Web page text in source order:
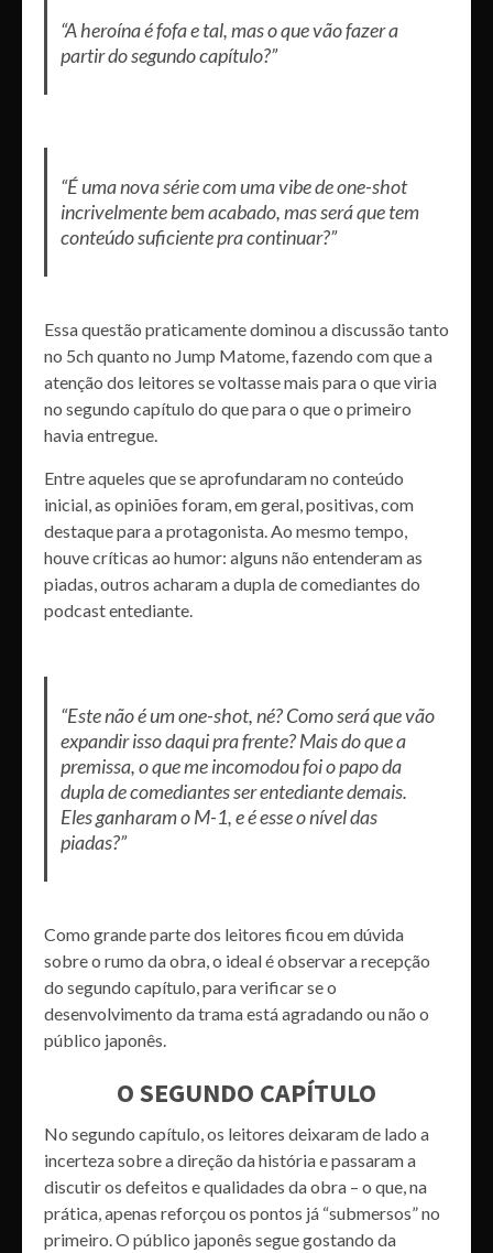
“A heroína é fofa e tal, mas o que vão fazer a
partir do segundo capítulo?”
“É uma nova série com uma vibe de one-shot
incrivelmente bem acabado, mas será que tem
conteúdo suficiente pra continuar?”
Essa questão praticamente dominou a discussão tanto
no 5ch quanto no Jump Matome, fazendo com que a
atenção dos leitores se voltasse mais para o que viria
no segundo capítulo do que para o que o primeiro
havia entregue.
Entre aqueles que se aprofundaram no conteúdo
inicial, as opiniões foram, em geral, positivas, com
destaque para a protagonista. Ao mesmo tempo,
houve críticas ao humor: alguns não entenderam as
piadas, outros acharam a dupla de comediantes do
podcast entediante.
“Este não é um one-shot, né? Como será que vão
expandir isso daqui pra frente?Mais do que a
premissa, o que me incomodou foi o papo da
dupla de comediantes ser entediante demais.
Eles ganharam o M-1, e é esse o nível das
piadas?”
Como grande parte dos leitores ficou em dúvida
sobre o rumo da obra, o ideal é observar a recepção
do segundo capítulo, para verificar se o
desenvolvimento da trama está agradando ou não o
público japonês.
O SEGUNDO CAPÍTULO
No segundo capítulo, os leitores deixaram de lado a
incerteza sobre a direção da história e passaram a
discutir os defeitos e qualidades da obra – o que, na
prática, apenas reforçou os pontos já “submersos” no
primeiro. O público japonês segue gostando da